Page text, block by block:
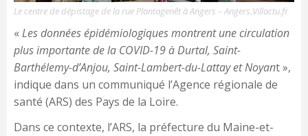
Le centre de dépistage de la rue Plantagenêt à Angers – Angers.Villactu.fr
«Les données épidémiologiques montrent une circulation
plus importante de la COVID-19 à Durtal, Saint-
Barthélemy-d’Anjou, Saint-Lambert-du-Lattay et Noyant »,
indique dans un communiqué l’Agence régionale de
santé (ARS) des Pays de la Loire.
Dans ce contexte, l’ARS, la préfecture du Maine-et-